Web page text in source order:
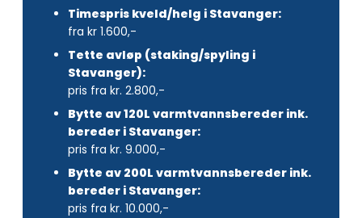
Timespris kveld/helg i Stavanger:
fra kr 1.600,-
Tette avløp (staking/spyling i
Stavanger):
pris fra kr. 2.800,-
Bytte av 120L varmtvannsbereder ink.
bereder i Stavanger:
pris fra kr. 9.000,-
Bytte av 200L varmtvannsbereder ink.
bereder i Stavanger:
pris fra kr. 10.000,-